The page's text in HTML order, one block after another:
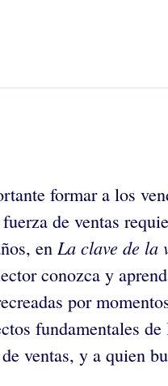
formar a los
de ventas
en La clave de la
conozca y
por
fundamentales de
ventas, y a quien